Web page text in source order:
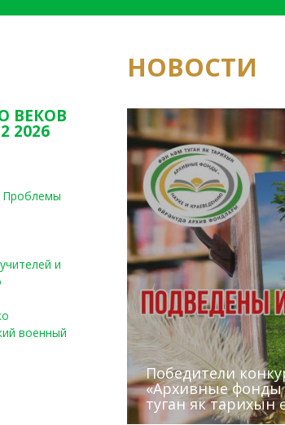
ВЕКОВ
2026
Проблемы
и
военный
НОВОСТИ
Победители
«Архивные фонды
туган як тарихын
Архивисты
Госархива
Юным
Сотрудники
Эхо веков»
(КХТИ)
«Мир архивов